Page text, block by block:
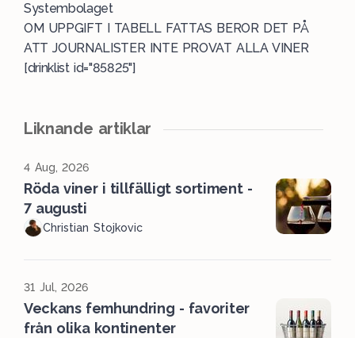
Systembolaget
OM UPPGIFT I TABELL FATTAS BEROR DET PÅ
ATT JOURNALISTER INTE PROVAT ALLA VINER
[drinklist id="85825"]
Liknande artiklar
4 Aug, 2026
Röda viner i tillfälligt sortiment -
7 augusti
Christian Stojkovic
31 Jul, 2026
Veckans femhundring - favoriter
från olika kontinenter